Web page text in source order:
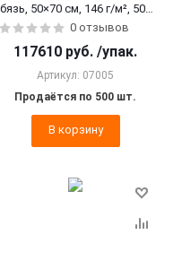
бязь, 50×70 см, 146 г/м², 500
шт.
0 отзывов
117610 руб. /упак.
Артикул: 07005
Продаётся по 500 шт.
В корзину